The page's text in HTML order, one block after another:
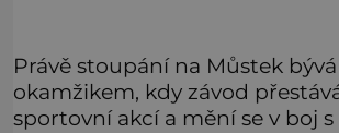
Právě stoupání na Můstek
okamžikem, kdy závod
sportovní akcí a mění se v boj